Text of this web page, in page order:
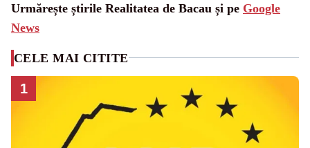
Urmărește știrile Realitatea de Bacau și pe Google
News
CELE MAI CITITE
1